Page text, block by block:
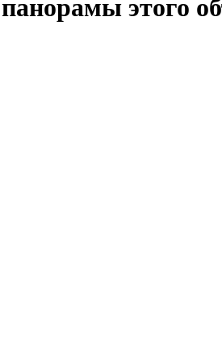
этого